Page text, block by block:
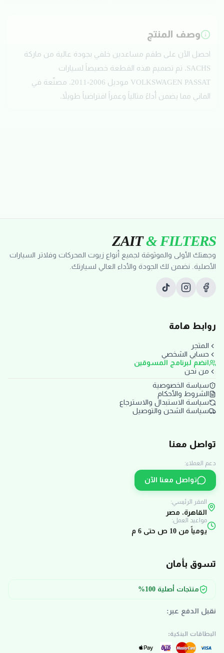
وصف المنتج
احصل الآن على طقم مساعدين خلفي بجودة عالية من ماركة
SACHS. تم تصميم هذه القطعة خصيصاً لسيارات
VOLKSWAGEN PASSAT موديل 2006-2011. مصنّعة في
الماني مما يضمن أداءً مثالياً وعمراً افتراضياً طويلاً.
ZAIT& FILTERS
وجهتك الأولى والموثوقة لجميع أنواع زيوت المحركات وفلاتر السيارات
الأصلية. نضمن لك الجودة والأداء العالي لسيارتك.
روابط هامة
المتجر
حسابي الشخصي
انضم لبرنامج المسوقين
من نحن
سياسة الخصوصية
الشروط والأحكام
سياسة الاستبدال والاسترجاع
سياسة الشحن والتوصيل
تواصل معنا
دعم العملاء:
تواصل معنا الآن
المقر الرئيسي:
القاهرة، مصر
مواعيد العمل:
يومياً من 10 ص حتى 6 م
تسوق بأمان
منتجات أصلية 100%
نقبل الدفع عبر:
البطاقات البنكية: